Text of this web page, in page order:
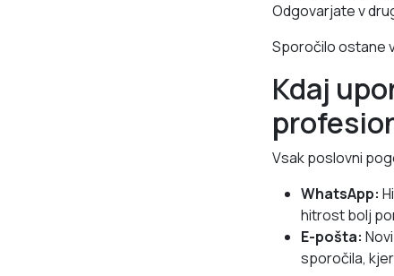
Odgovarjate v
Sporočilo ostane
Kdaj
Vsak poslovni
WhatsApp:
hitrost bolj
E-pošta:
sporočila,